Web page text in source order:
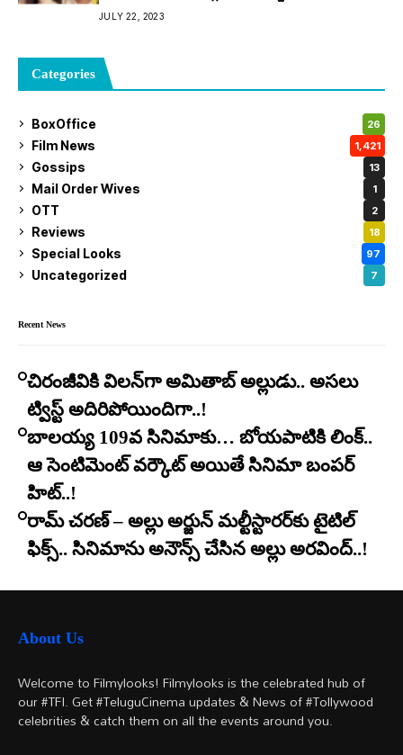
JULY 22, 2023
Categories
BoxOffice 26
Film News 1,421
Gossips 13
Mail Order Wives 1
OTT 2
Reviews 18
Special Looks 97
Uncategorized 7
Recent News
చిరంజీవికి విలన్‌గా అమితాబ్ అల్లుడు.. అసలు
ట్విస్ట్ అదిరిపోయిందిగా..!
బాలయ్య 109వ సినిమాకు… బోయపాటికి లింక్..
ఆ సెంటిమెంట్ వర్కౌట్ అయితే సినిమా బంపర్
హిట్..!
రామ్ చరణ్ – అల్లు అర్జున్ మల్టీస్టారర్​కు టైటిల్
ఫిక్స్.. సినిమాను అనౌన్స్ చేసిన అల్లు అరవింద్..!
About Us
Welcome to Filmylooks! Filmylooks is the celebrated hub of
our #TFI. Get #TeluguCinema updates & News of #Tollywood
celebrities & catch them on all the events around you.